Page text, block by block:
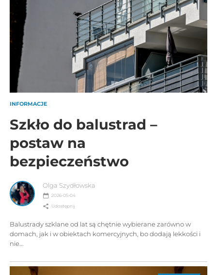
INFORMACJE
Szkło do balustrad –
postaw na
bezpieczeństwo
Olga Szydłowska
2026-05-04
Udostępnij
Balustrady szklane od lat są chętnie wybierane zarówno w
domach, jak i w obiektach komercyjnych, bo dodają lekkości i
nie...